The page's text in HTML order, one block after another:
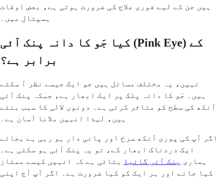
ہیں جن کے لیے فوری علاج کی ضرورت ہوتی ہے، بعض اوقات
ہسپتال میں۔
کیا جَو کا دانہ پنک آئی (Pink Eye) کے
برابر ہے؟
نہیں، یہ مختلف مسائل ہیں جو ایک جیسے نظر آ سکتے
ہیں۔ جَو کا دانہ پلک پر ایک ابھار ہے، جبکہ پنک آئی
آنکھ کی سطح کو متاثر کرتی ہے۔ دونوں لالی کا سبب بنتے
ہیں، لہذا انہیں ملانا آسان ہے۔
اگر آپ کی پوری آنکھ سرخ اور پانی دار ہو رہی ہے بجائے
ایک دردناک ابھار کے، تو یہ پنک آئی ہو سکتی ہے۔
ہماری پنک آئی گائیڈ بتاتی ہے کہ انہیں کیسے ممتاز
کیا جائے اور ہر ایک کو کیا ضرورت ہے۔ اگر آپ آج اپنی